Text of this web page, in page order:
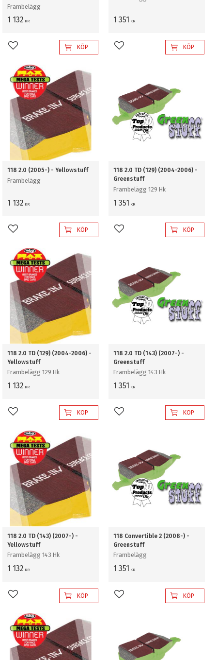
Frambelägg
1 132 KR
Lägg till i favoriterKÖP
1 351 KR
Lägg till i favoriterKÖP
118 2.0 (2005-) - Yellowstuff
Frambelägg
1 132 KR
Lägg till i favoriterKÖP
118 2.0 TD (129) (2004-2006) -
Greenstuff
Frambelägg 129 Hk
1 351 KR
Lägg till i favoriterKÖP
118 2.0 TD (129) (2004-2006) -
Yellowstuff
Frambelägg 129 Hk
1 132 KR
Lägg till i favoriterKÖP
118 2.0 TD (143) (2007-) -
Greenstuff
Frambelägg 143 Hk
1 351 KR
Lägg till i favoriterKÖP
118 2.0 TD (143) (2007-) -
Yellowstuff
Frambelägg 143 Hk
1 132 KR
Lägg till i favoriterKÖP
118 Convertible 2 (2008-) -
Greenstuff
Frambelägg
1 351 KR
Lägg till i favoriterKÖP